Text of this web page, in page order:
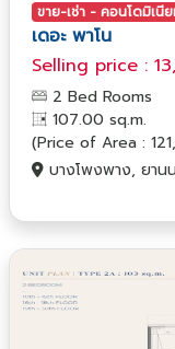
ขาย-เช่า - คอนโดมิเนี
เดอะ พาโน
Selling price :
2 Bed Rooms
107.00 sq.m.
(Price of Area :
บางโพงพาง, ยาน